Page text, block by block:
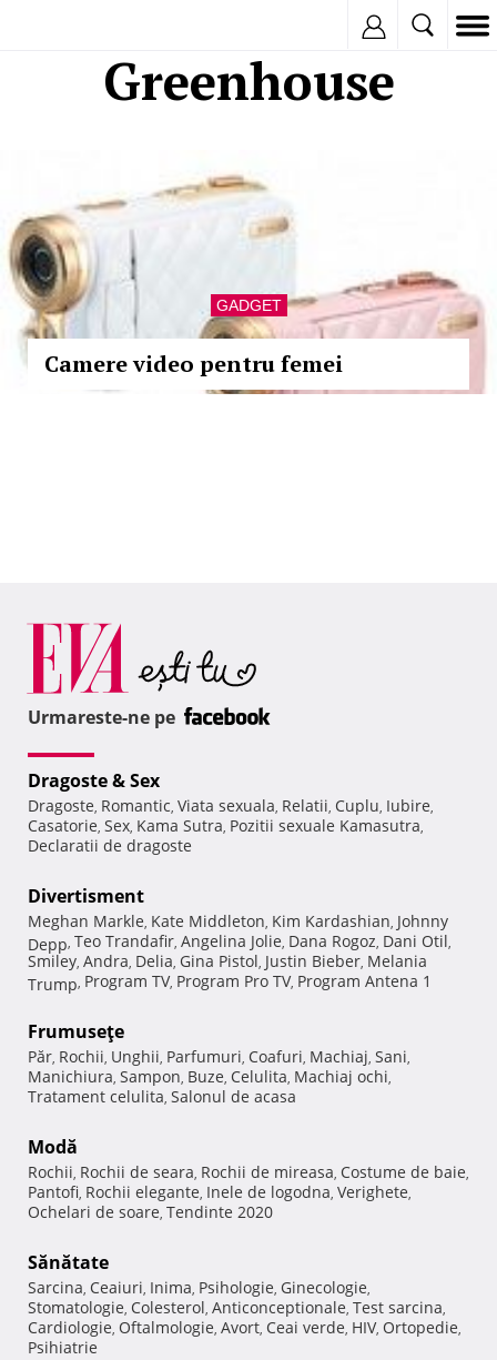
Greenhouse
GADGET
Camere video pentru femei
Urmareste-ne pe
Dragoste & Sex
Dragoste, Romantic, Viata sexuala, Relatii, Cuplu, Iubire,
Casatorie, Sex, Kama Sutra, Pozitii sexuale Kamasutra,
Declaratii de dragoste
Divertisment
Meghan Markle, Kate Middleton, Kim Kardashian, Johnny
Depp, Teo Trandafir, Angelina Jolie, Dana Rogoz, Dani Otil,
Smiley, Andra, Delia, Gina Pistol, Justin Bieber, Melania
Trump, Program TV, Program Pro TV, Program Antena 1
Frumuseţe
Păr, Rochii, Unghii, Parfumuri, Coafuri, Machiaj, Sani,
Manichiura, Sampon, Buze, Celulita, Machiaj ochi,
Tratament celulita, Salonul de acasa
Modă
Rochii, Rochii de seara, Rochii de mireasa, Costume de baie,
Pantofi, Rochii elegante, Inele de logodna, Verighete,
Ochelari de soare, Tendinte 2020
Sănătate
Sarcina, Ceaiuri, Inima, Psihologie, Ginecologie,
Stomatologie, Colesterol, Anticonceptionale, Test sarcina,
Cardiologie, Oftalmologie, Avort, Ceai verde, HIV, Ortopedie,
Psihiatrie